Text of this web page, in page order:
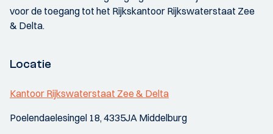
voor de toegang tot het Rijkskantoor Rijkswaterstaat Zee
& Delta.
Locatie
Kantoor Rijkswaterstaat Zee & Delta
Poelendaelesingel 18, 4335JA Middelburg